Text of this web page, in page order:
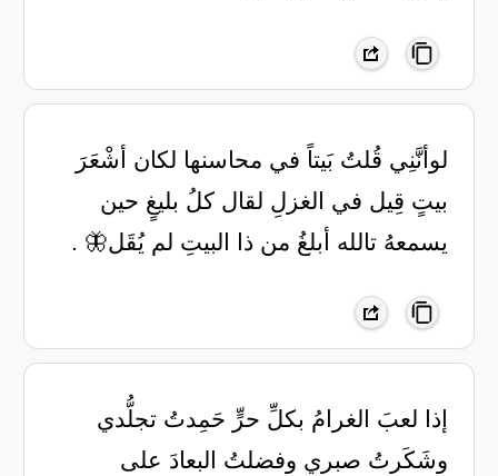
لوأنَّنِي قُلتُ بَيتاً في محاسنها لكان أشْعَرَ
بيتٍ قِيل في الغزلِ لقال كلُ بليغٍ حين
يسمعهُ تالله أبلغُ من ذا البيتِ لم يُقَل🦋 .
إذا لعبَ الغرامُ بكلِّ حرٍّ ‏حَمِدتُ تجلُّدي
وشَكَرتُ صبري ‏وفضلتُ البعادَ على